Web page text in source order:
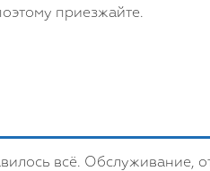
приезжайте.
всё. Обслуживание,